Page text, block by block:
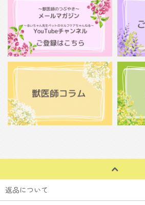
返品について